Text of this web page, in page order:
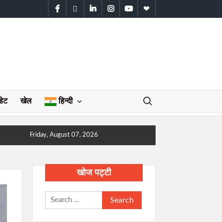
facebooktwitterlinkedininstagramyoutubeWhatsApp
खेल हिन्दी
Search for:
Friday, August 07, 2026
खोज पट्टी
Search
for: